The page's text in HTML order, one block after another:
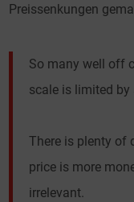
Preissenkungen
So many well off
scale is limited
There is plenty of
price is more
irrelevant.